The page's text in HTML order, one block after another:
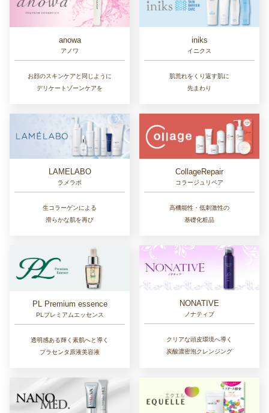
anowa
アノワ
お顔のスキンケアと同じように
デリケートゾーンケアを
iniks
イニクス
肌荒れをくり返す肌に
先まわり
LAMELABO
ラメラボ
生コラーゲンによる
滑らかな肌を再び
CollageRepair
コラージュリペア
高機能性・低刺激性の
基礎化粧品
PL Premium essence
PLプレミアムエッセンス
透明感ある輝く素肌へと導く
プラセンタ原液美容液
NONATIVE
ノナティブ
クリアな頭皮環境へ導く
炭酸濃密泡クレンジング